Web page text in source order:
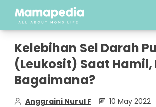
Kelebihan Sel Darah
(Leukosit) Saat Hamil,
Bagaimana?
Anggraini Nurul F 10 May 2022